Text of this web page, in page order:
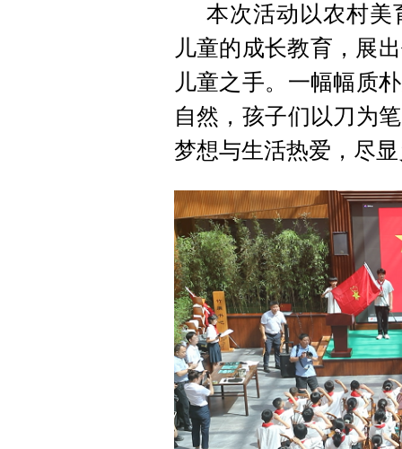
本次活动以农村美
儿童的成长教育，展
儿童之手。一幅幅质
自然，孩子们以刀为
梦想与生活热爱，尽